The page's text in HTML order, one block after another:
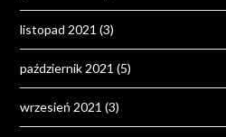
listopad 2021 (3)
październik 2021 (5)
wrzesień 2021 (3)